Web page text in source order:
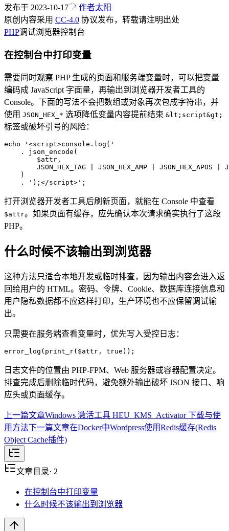
发布于 2023-10-17 作者太阳
原创内容采用 CC-4.0 协议发布，转载请注明出处
PHP调试浏览器控制台
在控制台中打印变量
需要同时观察 PHP 生成的页面和服务端变量时，可以把变量
编码成 JavaScript 字面量，再输出到浏览器开发者工具的
Console。下面的写法不会把数组或对象再次包成字符串，并
使用 JSON_HEX_* 选项降低变量内容提前结束 &lt;script&gt;
标签或破坏引号的风险：
echo '<script>console.log('
    .
json_encode (
        $attr,
        JSON_HEX_TAG
JSON_HEX_AMP JSON_HEX_APOS
    )
    .
');</script>' ;
打开浏览器开发者工具后刷新页面，就能在 Console 中查看
$attr。如果页面有缓存，应先确认本次请求确实执行了这段
PHP。
什么时候不该输出到浏览器
这种方法只适合本地开发或临时排查，因为输出内容会进入返
回给用户的 HTML。密码、令牌、Cookie、数据库连接信息和
用户隐私数据都不应这样打印，生产环境也不应保留调试输
出。
只需要在服务端查看变量时，优先写入受控日志：
error_log ( print_r($attr, true ));
日志文件的位置由 PHP-FPM、Web 服务器或容器配置决定。
排查完成后删除临时代码，避免额外输出破坏 JSON 接口、响
应头或页面缓存。
上一篇文章Windows 激活工具 HEU_KMS_Activator 下载与使
用方法下一篇文章在Docker中Wordpress使用Redis缓存(Redis
Object Cache插件)
文章目录· 2
在控制台中打印变量
什么时候不该输出到浏览器